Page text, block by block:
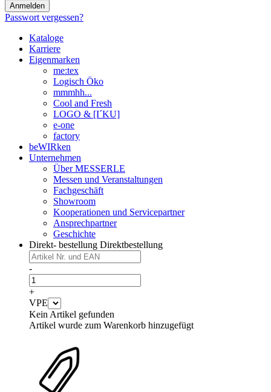
Anmelden
Passwort vergessen?
Kataloge
Karriere
Eigenmarken
me:tex
Logisch Öko
mmmhh...
Cool and Fresh
LOGO & [I´KU]
e-one
factory
beWIRken
Unternehmen
Über MESSERLE
Messen und Veranstaltungen
Fachgeschäft
Showroom
Kooperationen und Servicepartner
Ansprechpartner
Geschichte
Direkt- bestellung Direktbestellung
-
+
VPE
Kein Artikel gefunden
Artikel wurde zum Warenkorb hinzugefügt